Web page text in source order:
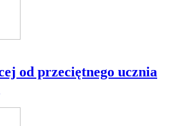
od przeciętnego ucznia